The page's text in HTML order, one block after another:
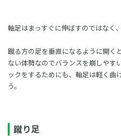
軸足はまっすぐに伸ばすのではなく
蹴る方の足を垂直になるように開く
ない体勢なのでバランスを崩しやす
ックをするためにも、軸足は軽く曲
う。
蹴り足